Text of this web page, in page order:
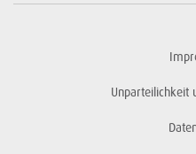
Unparteilichkeit